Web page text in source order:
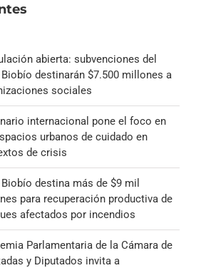
abierta: subvenciones del
Biobío destinarán $7.500 millones a
sociales
internacional pone el foco en
urbanos de cuidado en
de crisis
Biobío destina más de $9 mil
para recuperación productiva de
afectados por incendios
Parlamentaria de la Cámara de
y Diputados invita a